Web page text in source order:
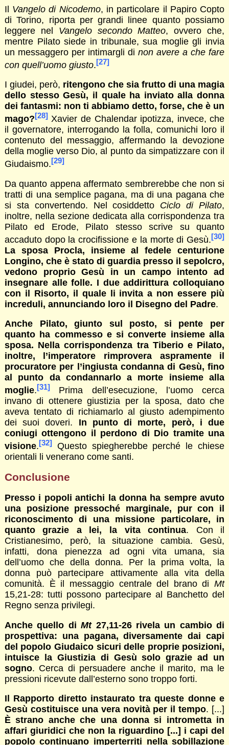
Il Vangelo di Nicodemo, in particolare il Papiro Copto
di Torino, riporta per grandi linee quanto possiamo
leggere nel Vangelo secondo Matteo, ovvero che,
mentre Pilato siede in tribunale, sua moglie gli invia
un messaggero per intimargli dinon avere a che fare
con quell’uomo giusto.[27]
I giudei, però, ritengono che sia frutto di una magia
dello stesso Gesù, il quale ha inviato alla donna
dei fantasmi: non ti abbiamo detto, forse, che è un
mago?[28]Xavier de Chalendar ipotizza, invece, che
il governatore, interrogando la folla, comunichi loro il
contenuto del messaggio, affermando la devozione
della moglie verso Dio, al punto da simpatizzare con il
Giudaismo.[29]
Da quanto appena affermato sembrerebbe che non si
tratti di una semplice pagana, ma di una pagana che
si sta convertendo. Nel cosiddetto Ciclo di Pilato,
inoltre, nella sezione dedicata alla corrispondenza tra
Pilato ed Erode, Pilato stesso scrive su quanto
accaduto dopo la crocifissione e la morte di Gesù.[30]
La sposa Procla, insieme al fedele centurione
Longino, che è stato di guardia presso il sepolcro,
vedono proprio Gesù in un campo intento ad
insegnare alle folle. I due addirittura colloquiano
con il Risorto, il quale li invita a non essere più
increduli, annunciando loro il Disegno del Padre.
Anche Pilato, giunto sul posto, si pente per
quanto ha commesso e si converte insieme alla
sposa. Nella corrispondenza tra Tiberio e Pilato,
inoltre, l’imperatore rimprovera aspramente il
procuratore per l’ingiusta condanna di Gesù, fino
al punto da condannarlo a morte insieme alla
moglie.[31]Prima dell’esecuzione, l’uomo cerca
invano di ottenere giustizia per la sposa, dato che
aveva tentato di richiamarlo al giusto adempimento
dei suoi doveri. In punto di morte, però, i due
coniugi ottengono il perdono di Dio tramite una
visione.[32]Questo spiegherebbe perché le chiese
orientali li venerano come santi.
Conclusione
Presso i popoli antichi la donna ha sempre avuto
una posizione pressoché marginale, pur con il
riconoscimento di una missione particolare, in
quanto grazie a lei, la vita continua. Con il
Cristianesimo, però, la situazione cambia. Gesù,
infatti, dona pienezza ad ogni vita umana, sia
dell’uomo che della donna. Per la prima volta, la
donna può partecipare attivamente alla vita della
comunità. È il messaggio centrale del brano diMt
15,21-28: tutti possono partecipare al Banchetto del
Regno senza privilegi.
Anche quello diMt27,11-26 rivela un cambio di
prospettiva: una pagana, diversamente dai capi
del popolo Giudaico sicuri delle proprie posizioni,
intuisce la Giustizia di Gesù solo grazie ad un
sogno. Cerca di persuadere anche il marito, ma le
pressioni ricevute dall’esterno sono troppo forti.
Il Rapporto diretto instaurato tra queste donne e
Gesù costituisce una vera novità per il tempo. [...]
È strano anche che una donna si intrometta in
affari giuridici che non la riguardino [...] i capi del
popolo continuano imperterriti nella sobillazione